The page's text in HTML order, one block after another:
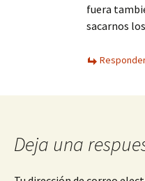
fuera
sacarnos
Deja una